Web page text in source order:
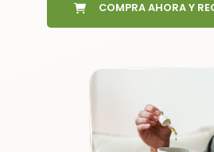
COMPRA AHORA Y